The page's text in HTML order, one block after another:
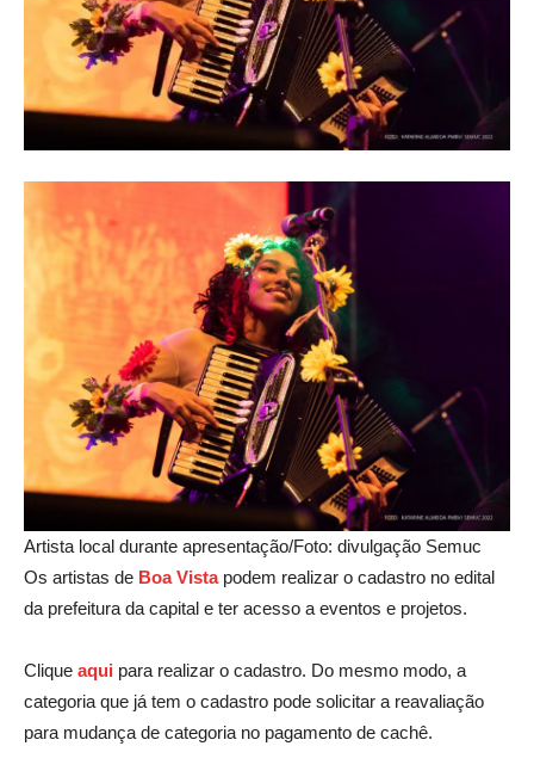
Artista local durante apresentação/Foto: divulgação Semuc
Os artistas de Boa Vistapodem realizar o cadastro no edital
da prefeitura da capital e ter acesso a eventos e projetos.
Clique aqui para realizar o cadastro. Do mesmo modo, a
categoria que já tem o cadastro pode solicitar a reavaliação
para mudança de categoria no pagamento de cachê.